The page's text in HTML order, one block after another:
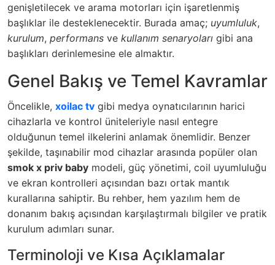
genişletilecek ve arama motorları için işaretlenmiş
başlıklar ile desteklenecektir. Burada amaç; uyumluluk,
kurulum, performans ve kullanım senaryoları gibi ana
başlıkları derinlemesine ele almaktır.
Genel Bakış ve Temel Kavramlar
Öncelikle, xoilac tv gibi medya oynatıcılarının harici
cihazlarla ve kontrol üniteleriyle nasıl entegre
olduğunun temel ilkelerini anlamak önemlidir. Benzer
şekilde, taşınabilir mod cihazlar arasında popüler olan
smok x priv baby modeli, güç yönetimi, coil uyumluluğu
ve ekran kontrolleri açısından bazı ortak mantık
kurallarına sahiptir. Bu rehber, hem yazılım hem de
donanım bakış açısından karşılaştırmalı bilgiler ve pratik
kurulum adımları sunar.
Terminoloji ve Kısa Açıklamalar